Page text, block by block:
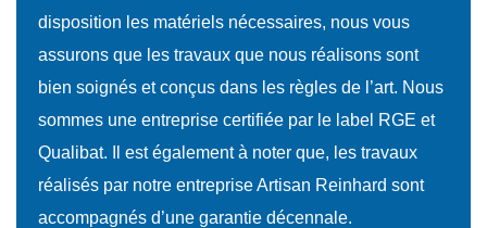
disposition les matériels nécessaires, nous vous
assurons que les travaux que nous réalisons sont
bien soignés et conçus dans les règles de l’art. Nous
sommes une entreprise certifiée par le label RGE et
Qualibat. Il est également à noter que, les travaux
réalisés par notre entreprise Artisan Reinhard sont
accompagnés d’une garantie décennale.